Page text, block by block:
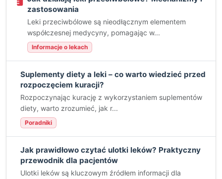
zastosowania
Leki przeciwbólowe są nieodłącznym elementem
współczesnej medycyny, pomagając w...
Informacje o lekach
Suplementy diety a leki – co warto wiedzieć przed
rozpoczęciem kuracji?
Rozpoczynając kurację z wykorzystaniem suplementów
diety, warto zrozumieć, jak r...
Poradniki
Jak prawidłowo czytać ulotki leków? Praktyczny
przewodnik dla pacjentów
Ulotki leków są kluczowym źródłem informacji dla